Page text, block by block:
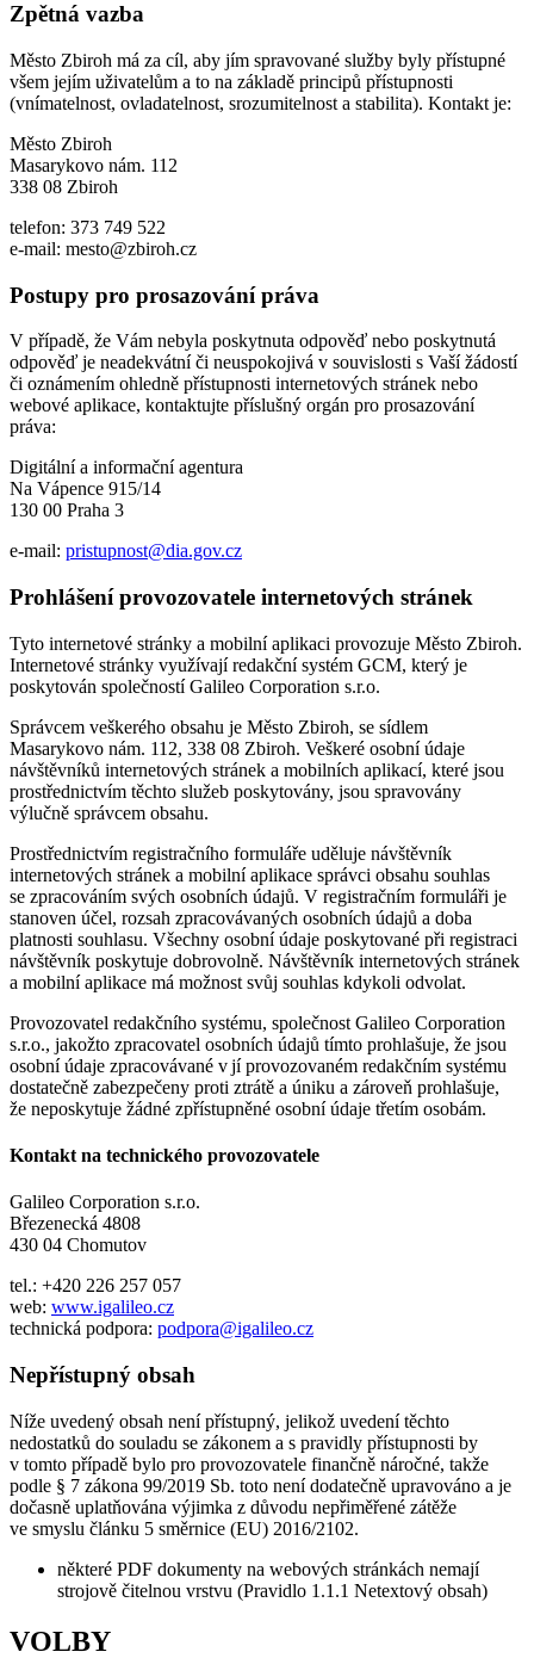
Zpětná vazba
Město Zbiroh má za cíl, aby jím spravované služby byly přístupné
všem jejím uživatelům a to na základě principů přístupnosti
(vnímatelnost, ovladatelnost, srozumitelnost a stabilita). Kontakt je:
Město Zbiroh
Masarykovo nám. 112
338 08 Zbiroh
telefon: 373 749 522
e-mail: mesto@zbiroh.cz
Postupy pro prosazování práva
V případě, že Vám nebyla poskytnuta odpověď nebo poskytnutá
odpověď je neadekvátní či neuspokojivá v souvislosti s Vaší žádostí
či oznámením ohledně přístupnosti internetových stránek nebo
webové aplikace, kontaktujte příslušný orgán pro prosazování
práva:
Digitální a informační agentura
Na Vápence 915/14
130 00 Praha 3
e-mail: pristupnost@dia.gov.cz
Prohlášení provozovatele internetových stránek
Tyto internetové stránky a mobilní aplikaci provozuje Město Zbiroh.
Internetové stránky využívají redakční systém GCM, který je
poskytován společností Galileo Corporation s.r.o.
Správcem veškerého obsahu je Město Zbiroh, se sídlem
Masarykovo nám. 112, 338 08 Zbiroh. Veškeré osobní údaje
návštěvníků internetových stránek a mobilních aplikací, které jsou
prostřednictvím těchto služeb poskytovány, jsou spravovány
výlučně správcem obsahu.
Prostřednictvím registračního formuláře uděluje návštěvník
internetových stránek a mobilní aplikace správci obsahu souhlas
se zpracováním svých osobních údajů. V registračním formuláři je
stanoven účel, rozsah zpracovávaných osobních údajů a doba
platnosti souhlasu. Všechny osobní údaje poskytované při registraci
návštěvník poskytuje dobrovolně. Návštěvník internetových stránek
a mobilní aplikace má možnost svůj souhlas kdykoli odvolat.
Provozovatel redakčního systému, společnost Galileo Corporation
s.r.o., jakožto zpracovatel osobních údajů tímto prohlašuje, že jsou
osobní údaje zpracovávané v jí provozovaném redakčním systému
dostatečně zabezpečeny proti ztrátě a úniku a zároveň prohlašuje,
že neposkytuje žádné zpřístupněné osobní údaje třetím osobám.
Kontakt na technického provozovatele
Galileo Corporation s.r.o.
Březenecká 4808
430 04 Chomutov
tel.: +420 226 257 057
web: www.igalileo.cz
technická podpora: podpora@igalileo.cz
Nepřístupný obsah
Níže uvedený obsah není přístupný, jelikož uvedení těchto
nedostatků do souladu se zákonem a s pravidly přístupnosti by
v tomto případě bylo pro provozovatele finančně náročné, takže
podle § 7 zákona 99/2019 Sb. toto není dodatečně upravováno a je
dočasně uplatňována výjimka z důvodu nepřiměřené zátěže
ve smyslu článku 5 směrnice (EU) 2016/2102.
některé PDF dokumenty na webových stránkách nemají
strojově čitelnou vrstvu (Pravidlo 1.1.1 Netextový obsah)
VOLBY